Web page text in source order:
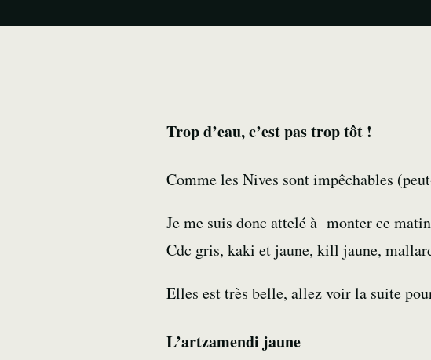
Trop d’eau, c’est pas trop tôt !
Comme les Nives sont impêchables
Je me suis donc attelé à monter ce
Cdc gris, kaki et jaune, kill jaune,
Elles est très belle, allez voir la suite
L’artzamendi jaune